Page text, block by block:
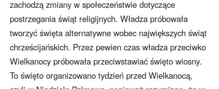
zachodzą zmiany w społeczeństwie dotyczące
postrzegania świąt religijnych. Władza próbowała
tworzyć święta alternatywne wobec największych świąt
chrześcijańskich. Przez pewien czas władza przeciwko
Wielkanocy próbowała przeciwstawiać święto wiosny.
To święto organizowano tydzień przed Wielkanocą,